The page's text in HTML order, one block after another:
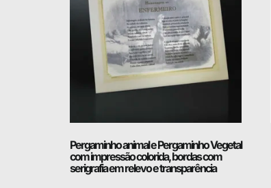
Pergaminho animal e Pergaminho Vegetal
com impressão colorida, bordas com
serigrafia em relevo e transparência